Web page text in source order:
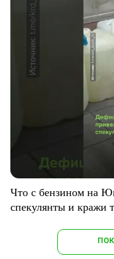
Что с бензином на
спекулянты и кражи